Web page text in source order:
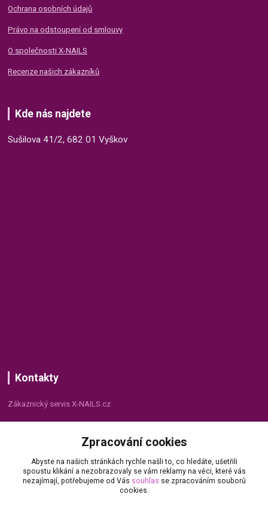
Ochrana osobních údajů
Právo na odstoupení od smlouvy
O společnosti X-NAILS
Recenze našich zákazníků
Kde nás najdete
Sušilova 41/2, 682 01 Vyškov
Kontakty
Zákaznický servis X-NAILS.cz
+420 735 055 075
info@x-nails.cz
Zpracování cookies
Abyste na našich stránkách rychle našli to, co hledáte, ušetřili
spoustu klikání a nezobrazovaly se vám reklamy na věci, které vás
nezajímají, potřebujeme od Vás souhlas se zpracováním souborů
cookies.